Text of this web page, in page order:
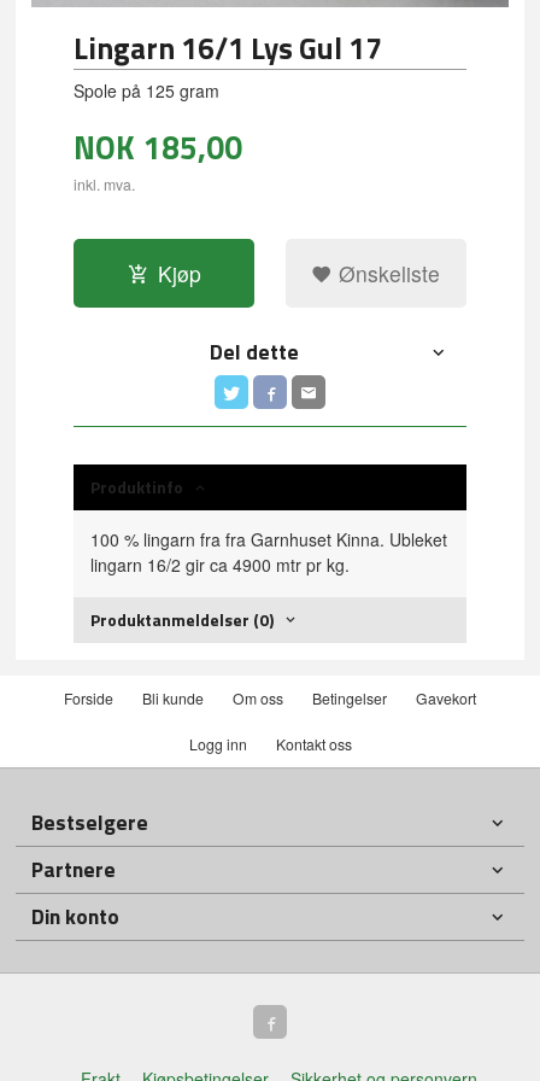
Lingarn 16/1 Lys Gul 17
Spole på 125 gram
NOK 185,00
inkl. mva.
Kjøp Ønskeliste
Del dette
Produktinfo
100 % lingarn fra fra Garnhuset Kinna. Ubleket
lingarn 16/2 gir ca 4900 mtr pr kg.
Produktanmeldelser (0)
Forside Bli kunde Om oss Betingelser Gavekort
Logg inn Kontakt oss
Bestselgere
Partnere
Din konto